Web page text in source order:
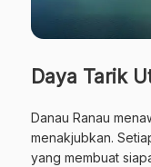
Daya Tarik
Danau Ranau
menakjubkan.
yang membuat